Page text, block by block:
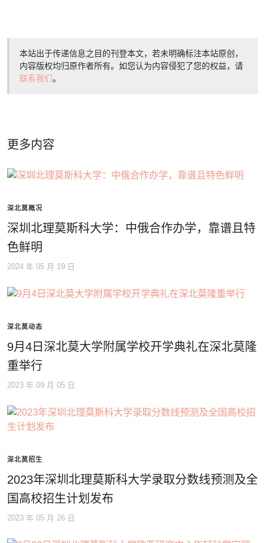
本站出于传递信息之目的刊登本文，若未明确标注本站原创，
内容版权均归原作者所有。如您认为内容侵犯了您的权益，请
联系我们。
更多内容
深北莫概况
深圳北理莫斯科大学：中俄合作办学，靠谱且特
色鲜明
2024 年 05 月 19 日
深北莫动态
9月4日深北莫大学附属学校开学典礼在深北莫隆
重举行
2023 年 09 月 05 日
深北莫招生
2023年深圳北理莫斯科大学录取分数线预测及全
国高校招生计划发布
2023 年 05 月 26 日